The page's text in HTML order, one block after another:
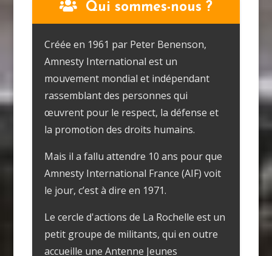
Qui sommes-nous ?
Créée en 1961 par Peter Benenson,
Amnesty International est un
mouvement mondial et indépendant
rassemblant des personnes qui
œuvrent pour le respect, la défense et
la promotion des droits humains.
Mais il a fallu attendre 10 ans pour que
Amnesty International France (AIF) voit
le jour, c’est à dire en 1971.
Le cercle d'actions de La Rochelle est un
petit groupe de militants, qui en outre
accueille une Antenne Jeunes